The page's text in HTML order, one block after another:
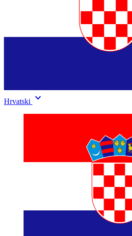
Hrvatski keyboard_arrow_down